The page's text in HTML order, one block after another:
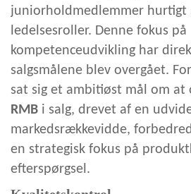
juniorholdmedlemmer hurtigt
ledelsesroller. Denne fokus på
kompetenceudvikling har
salgsmålene blev overgået.
sat sig et ambitiøst mål om at
RMB i salg, drevet af en
markedsrækkevidde,
en strategisk fokus på
efterspørgsel.